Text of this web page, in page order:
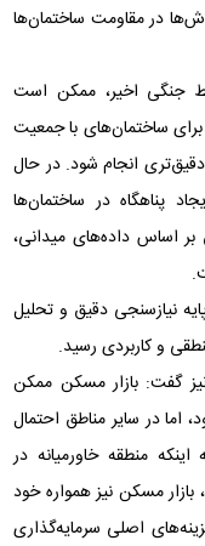
در مقاومت ساختمان‌ها
جنگی اخیر، ممکن است
ساختمان‌های با جمعیت
انجام شود. در حال
پناهگاه در ساختمان‌ها
بر اساس داده‌های میدانی،
نیازسنجی دقیق و تحلیل
و کاربردی رسید.
نیز گفت: بازار مسکن ممکن
اما در سایر مناطق احتمال
منطقه خاورمیانه در
مسکن نیز همواره خود
اصلی سرمایه‌گذاری